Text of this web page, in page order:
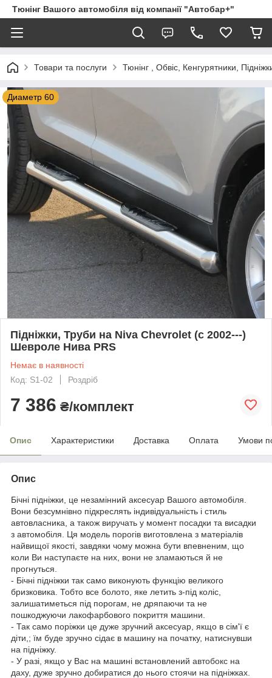
Тюнінг Вашого автомобіля від компанії "Автобар+"
Товари та послуги Тюнінг , Обвіс, Кенгурятники,
Диаметр 60
Підніжки, Труби на Niva Chevrolet (c 2002---)
Шевроле Нива PRS
Немає в наявності
Код: S1-02
Роздріб
7 386 ₴/комплект
Опис Характеристики Доставка Оплата Умови
Опис
Бічні підніжки, це незамінний аксесуар Вашого автомобіля.
Вони безсумнівно підкреслять індивідуальність і стиль
автовласника, а також виручать у момент посадки та висадки
з автомобіля. Ця модель порогів виготовлена з матеріалів
найвищої якості, завдяки чому можна бути впевненим, що
коли Ви наступаєте на них, вони не зламаються й не
прогнуться.
- Бічні підніжки так само виконують функцію великого
бризковика. Тобто все болото, яке летить з-під коліс,
залишатиметься під порогам, не дряпаючи та не
пошкоджуючи лакофарбового покриття машини.
- Так само поріжки це дуже зручний аксесуар, якщо в сім'ї є
діти,; їм буде зручно сідає в машину на початку, натиснувши
на підніжку.
- У разі, якщо у Вас на машині встановлений автобокс на
даху, дуже зручно добиратися до нього стоячи на підніжках.